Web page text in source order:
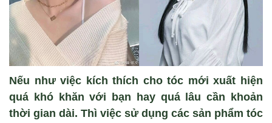
Nếu như việc kích thích cho tóc mới xuất hiện
quá khó khăn với bạn hay quá lâu cần khoản
thời gian dài. Thì việc sử dụng các sản phẩm tóc